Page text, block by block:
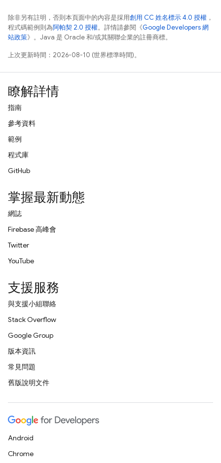
除非另有註明，否則本頁面中的內容是採用創用 CC 姓名標示 4.0 授權 ，
程式碼範例則為阿帕契 2.0 授權。詳情請參閱《Google Developers 網
站政策》。Java 是 Oracle 和/或其關聯企業的註冊商標。
上次更新時間：2026-08-10 (世界標準時間)。
瞭解詳情
指南
參考資料
範例
程式庫
GitHub
掌握最新動態
網誌
Firebase 高峰會
Twitter
YouTube
支援服務
與支援小組聯絡
Stack Overflow
Google Group
版本資訊
常見問題
舊版說明文件
Android
Chrome